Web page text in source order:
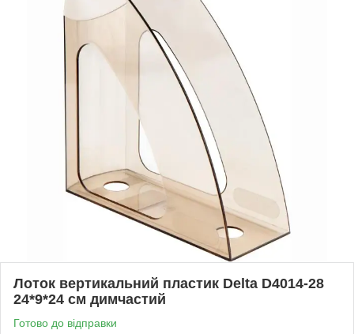
Лоток вертикальний пластик Delta D4014-28
24*9*24 см димчастий
Готово до відправки